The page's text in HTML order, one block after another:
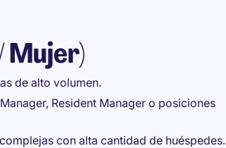
Mujer)
de alto volumen.
Resident Manager o posiciones
con alta cantidad de huéspedes.